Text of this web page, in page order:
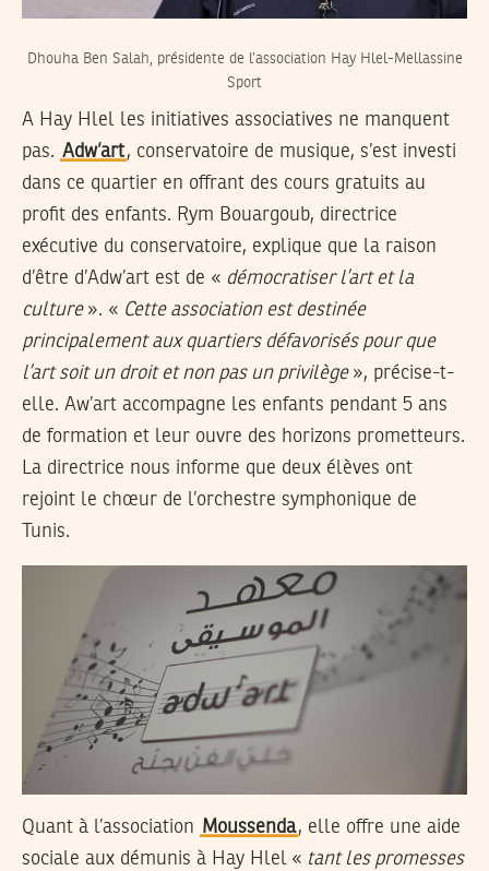
Dhouha Ben Salah, présidente de l’association Hay Hlel-Mellassine
Sport
A Hay Hlel les initiatives associatives ne manquent
pas. Adw’art, conservatoire de musique, s’est investi
dans ce quartier en offrant des cours gratuits au
profit des enfants. Rym Bouargoub, directrice
exécutive du conservatoire, explique que la raison
d’être d’Adw’art est de « démocratiser l’art et la
culture». « Cette association est destinée
principalement aux quartiers défavorisés pour que
l’art soit un droit et non pas un privilège», précise-t-
elle. Aw’art accompagne les enfants pendant 5 ans
de formation et leur ouvre des horizons prometteurs.
La directrice nous informe que deux élèves ont
rejoint le chœur de l’orchestre symphonique de
Tunis.
Quant à l’association Moussenda, elle offre une aide
sociale aux démunis à Hay Hlel « tant les promesses